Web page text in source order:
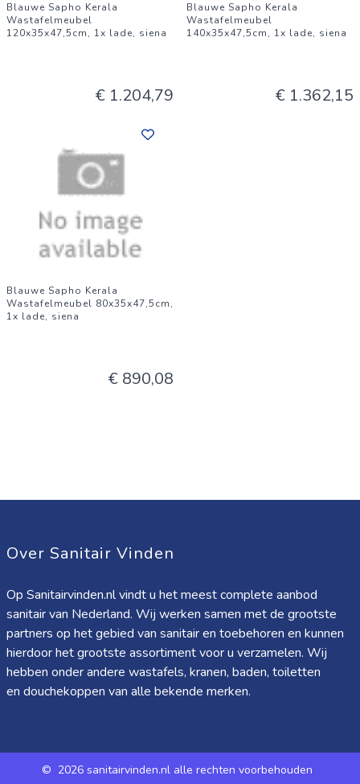
Blauwe Sapho Kerala
Wastafelmeubel
120x35x47,5cm, 1x lade, siena
€ 1.204,79
Blauwe Sapho Kerala
Wastafelmeubel
140x35x47,5cm, 1x lade, siena
€ 1.362,15
Blauwe Sapho Kerala
Wastafelmeubel 80x35x47,5cm,
1x lade, siena
€ 890,08
Over Sanitair Vinden
Op Sanitairvinden.nl vindt u het meest complete aanbod
sanitair van Nederland. Wij werken samen met de grootste
partners op het gebied van sanitair en toebehoren en kunnen
hierdoor het grootste assortiment voor u verzamelen. Wij
hebben onder andere wastafels, kranen, baden, toiletten
en douchekoppen van alle bekende merken.
© 2026 sanitairvinden.nl alle rechten voorbehouden